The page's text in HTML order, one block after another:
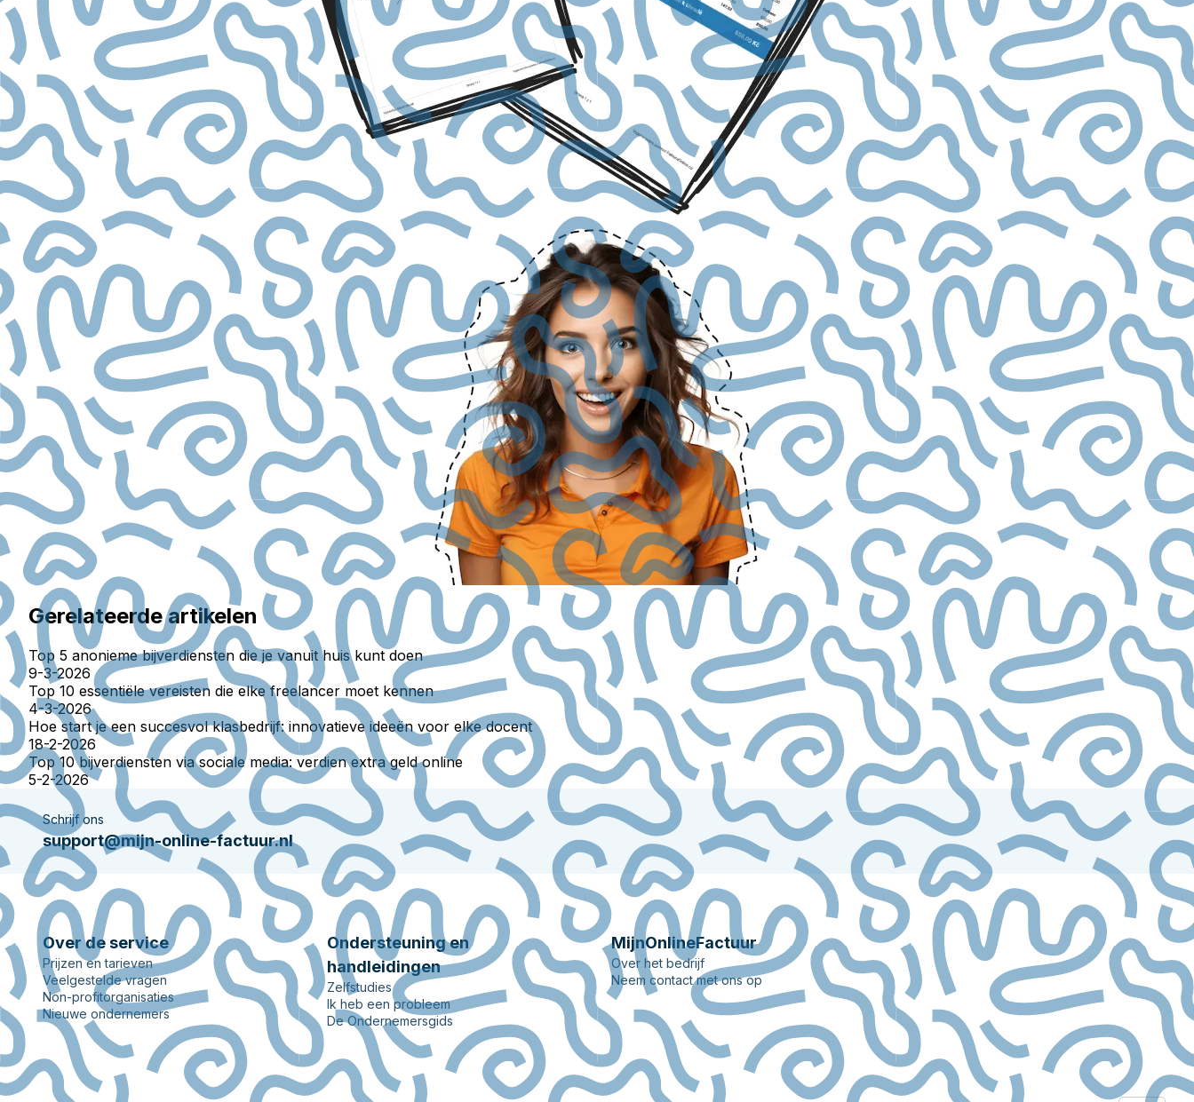
Gerelateerde artikelen
Top 5 anonieme bijverdiensten die je vanuit huis kunt doen
9-3-2026
Top 10 essentiële vereisten die elke freelancer moet kennen
4-3-2026
Hoe start je een succesvol klasbedrijf: innovatieve ideeën voor elke docent
18-2-2026
Top 10 bijverdiensten via sociale media: verdien extra geld online
5-2-2026
Schrijf ons
support@mijn-online-factuur.nl
Over de service
Prijzen en tarieven
Veelgestelde vragen
Non-profitorganisaties
Nieuwe ondernemers
Ondersteuning en
handleidingen
Zelfstudies
Ik heb een probleem
De Ondernemersgids
MijnOnlineFactuur
Over het bedrijf
Neem contact met ons op